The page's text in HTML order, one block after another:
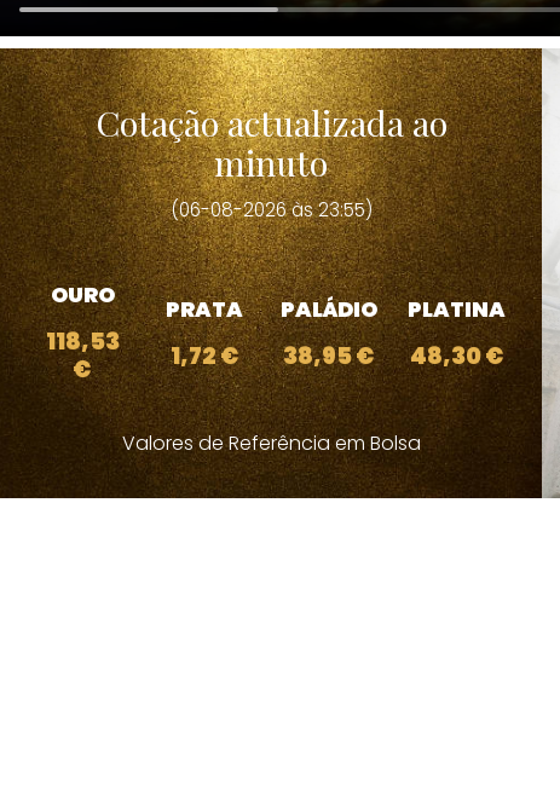
Cotação actualizada ao
minuto
(06-08-2026 às 23:55)
OURO
118,53
€
PRATA
1,72 €
PALÁDIO
38,95 €
PLATINA
48,30 €
Valores de Referência em Bolsa